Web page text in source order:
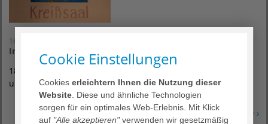
16. September 2026
Infoabend Geburt mit Kreißsaalführung
18:00 Uhr | Unser Informationsangebot für alle Fragen rund
um die Geburt
Erfahren Sie mehr
Cookie Einstellungen
Cookieserleichtern Ihnen die Nutzung dieser
Website . Diese und ähnliche Technologien
sorgen für ein optimales Web-Erlebnis. Mit Klick
auf "Alle akzeptieren"verwenden wir gesetzmäßig